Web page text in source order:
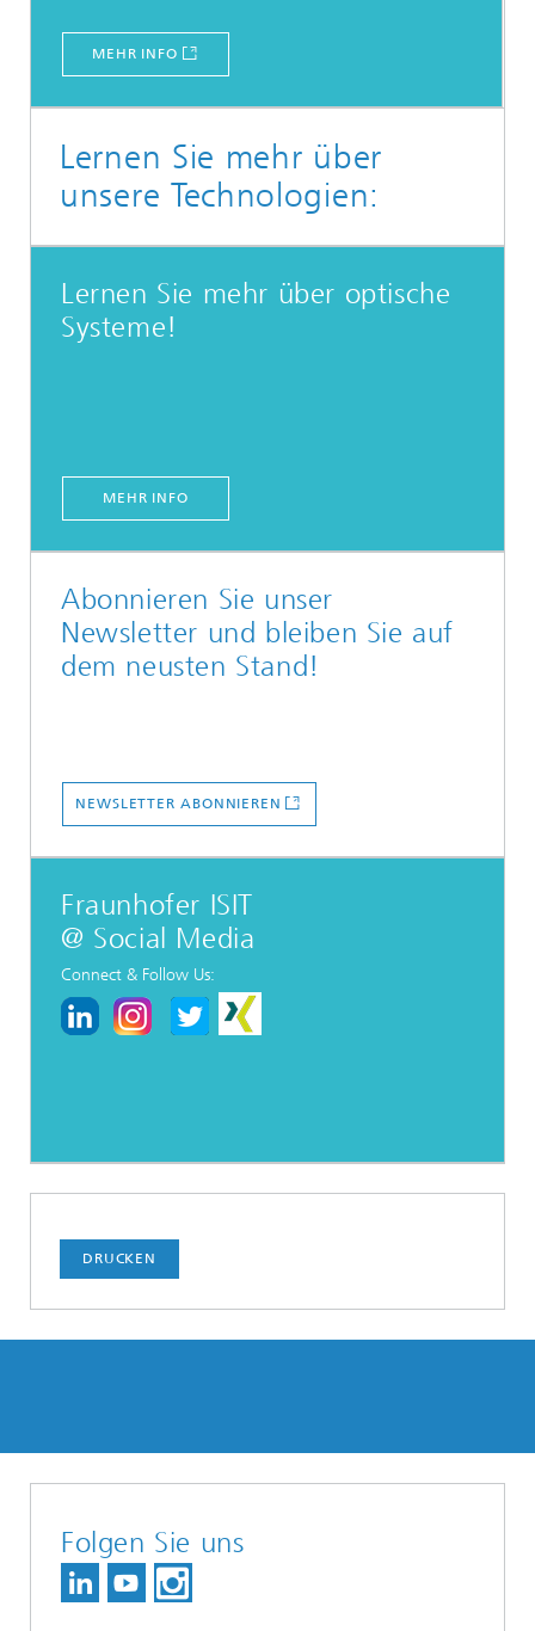
MEHR INFO
Lernen Sie mehr über
unsere Technologien:
Lernen Sie mehr über optische
Systeme!
MEHR INFO
Abonnieren Sie unser
Newsletter und bleiben Sie auf
dem neusten Stand!
NEWSLETTER ABONNIEREN
Fraunhofer ISIT
@ Social Media
Connect & Follow Us:
DRUCKEN
Folgen Sie uns